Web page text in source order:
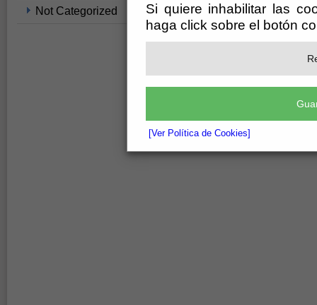
Si quiere inhabilitar las
haga click sobre el botón
[Ver Política de Cookies]
Not Categorized